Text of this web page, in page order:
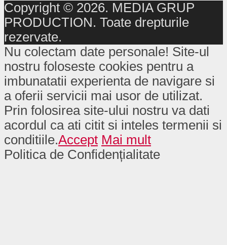
Copyright © 2026. MEDIA GRUP
PRODUCTION. Toate drepturile
rezervate.
Nu colectam date personale! Site-ul
nostru foloseste cookies pentru a
imbunatatii experienta de navigare si
a oferii servicii mai usor de utilizat.
Prin folosirea site-ului nostru va dati
acordul ca ati citit si inteles termenii si
conditiile.Accept Mai mult
Politica de Confidențialitate